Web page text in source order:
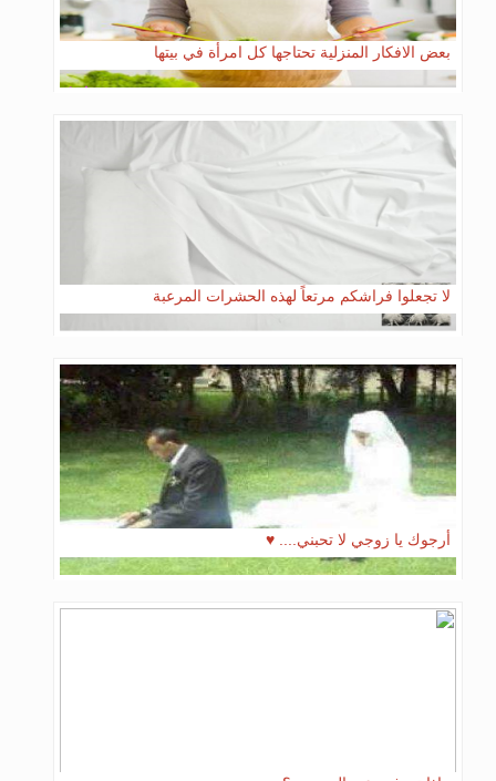
بعض الافكار المنزلية تحتاجها كل امرأة في بيتها
لا تجعلوا فراشكم مرتعاً لهذه الحشرات المرعبة
أرجوك يا زوجي لا تحبني.... ♥